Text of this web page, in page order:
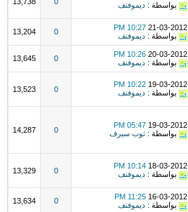
بواسطة : ديموفنف
21-03-2012
10:27 PM
بواسطة : ديموفنف 0
13,204
20-03-2012
10:26 PM
بواسطة : ديموفنف 0
13,645
19-03-2012
10:22 PM
بواسطة : ديموفنف 0
13,523
19-03-2012
05:47 PM
بواسطة : توب سيرف 0
14,287
18-03-2012
10:14 PM
بواسطة : ديموفنف 0
13,329
16-03-2012
11:25 PM
بواسطة : ديموفنف 0
13,634